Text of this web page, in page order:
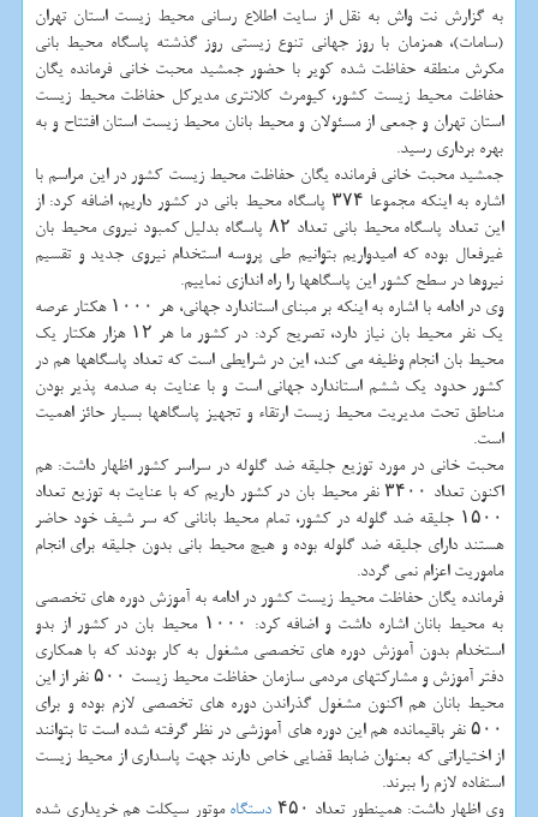
به گزارش نت واش به نقل از سایت اطلاع رسانی محیط زیست استان تهران
(سامات)، همزمان با روز جهانی تنوع زیستی روز گذشته پاسگاه محیط بانی
مكرش منطقه حفاظت شده كویر با حضور جمشید محبت خانی فرمانده یگان
حفاظت محیط زیست كشور، كیومرث كلانتری مدیركل حفاظت محیط زیست
استان تهران و جمعی از مسئولان و محیط بانان محیط زیست استان افتتاح و به
بهره برداری رسید.
جمشید محبت خانی فرمانده یگان حفاظت محیط زیست كشور در این مراسم با
اشاره به اینكه مجموعا ۳۷۴ پاسگاه محیط بانی در كشور داریم، اضافه كرد: از
این تعداد پاسگاه محیط بانی تعداد ۸۲ پاسگاه بدلیل كمبود نیروی محیط بان
غیرفعال بوده كه امیدواریم بتوانیم طی پروسه استخدام نیروی جدید و تقسیم
نیروها در سطح كشور این پاسگاهها را راه اندازی نماییم.
وی در ادامه با اشاره به اینكه بر مبنای استاندارد جهانی، هر ۱۰۰۰ هكتار عرصه
یك نفر محیط بان نیاز دارد، تصریح كرد: در كشور ما هر ۱۲ هزار هكتار یك
محیط بان انجام وظیفه می كند، این در شرایطی است كه تعداد پاسگاهها هم در
كشور حدود یك ششم استاندارد جهانی است و با عنایت به صدمه پذیر بودن
مناطق تحت مدیریت محیط زیست ارتقاء و تجهیز پاسگاهها بسیار حائز اهمیت
است.
محبت خانی در مورد توزیع جلیقه ضد گلوله در سراسر كشور اظهار داشت: هم
اكنون تعداد ۳۴۰۰ نفر محیط بان در كشور داریم كه با عنایت به توزیع تعداد
۱۵۰۰ جلیقه ضد گلوله در كشور، تمام محیط بانانی كه سر شیف خود حاضر
هستند دارای جلیقه ضد گلوله بوده و هیچ محیط بانی بدون جلیقه برای انجام
ماموریت اعزام نمی گردد.
فرمانده یگان حفاظت محیط زیست كشور در ادامه به آموزش دوره های تخصصی
به محیط بانان اشاره داشت و اضافه كرد: ۱۰۰۰ محیط بان در كشور از بدو
استخدام بدون آموزش دوره های تخصصی مشغول به كار بودند كه با همكاری
دفتر آموزش و مشاركتهای مردمی سازمان حفاظت محیط زیست ۵۰۰ نفر از این
محیط بانان هم اكنون مشغول گذراندن دوره های تخصصی لازم بوده و برای
۵۰۰ نفر باقیمانده هم این دوره های آموزشی در نظر گرفته شده است تا بتوانند
از اختیاراتی كه بعنوان ضابط قضایی خاص دارند جهت پاسداری از محیط زیست
استفاده لازم را ببرند.
وی اظهار داشت: همینطور تعداد ۴۵۰
دستگاهموتور سیكلت هم خریداری شده